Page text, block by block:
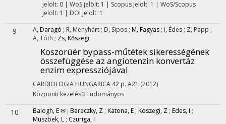
jelölt: 0 | WoS jelölt: 1 | Scopus jelölt: 1 | WoS/Scopus
jelölt: 1 | DOI jelölt: 1
9 A, Daragó ; R, Menyhárt ; D, Sipos ; M, Fagyas ; I, Édes ; Z, Papp ;
A, Tóth ; Zs, Kőszegi
Koszorúér bypass-műtétek sikerességének
összefüggése az angiotenzin konvertáz
enzim expressziójával
CARDIOLOGIA HUNGARICA 42 p. A21 (2012)
Központi kezelésűTudományos
10 Balogh, E ✉ ; Bereczky, Z ; Katona, E ; Koszegi, Z ; Edes, I ;
Muszbek, L ; Czuriga, I